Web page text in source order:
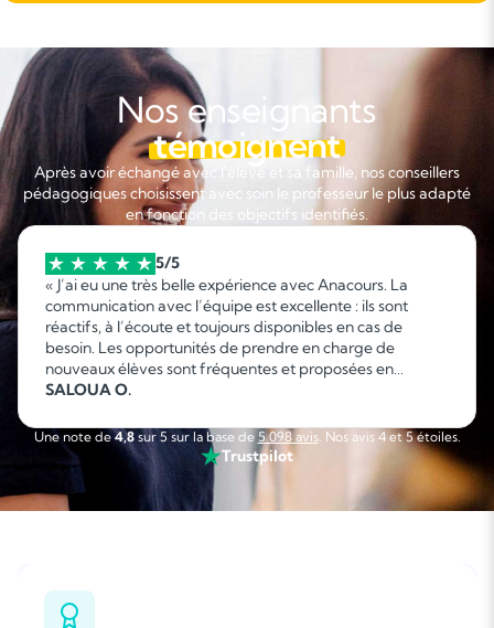
Nos enseignants
témoignent
Après avoir échangé avec l'élève et sa famille, nos conseillers
pédagogiques choisissent avec soin le professeur le plus adapté
en fonction des objectifs identifiés.
5/5
« J’ai eu une très belle expérience avec Anacours. La
communication avec l’équipe est excellente : ils sont
réactifs, à l’écoute et toujours disponibles en cas de
besoin. Les opportunités de prendre en charge de
nouveaux élèves sont fréquentes et proposées en
fonction de mes disponibilités, ce qui permet d’organiser
sérieuse, flexible et agréable que je recommande sans
hésitation. »
SALOUA O.
Une note de4,8sur 5 sur la base de 5 098 avis. Nos avis 4 et 5 étoiles.
Trustpilot